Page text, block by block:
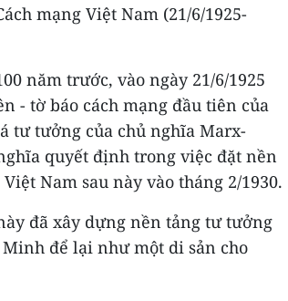
mạng Việt Nam (21/6/1925-
năm trước, vào ngày 21/6/1925
- tờ báo cách mạng đầu tiên của
tư tưởng của chủ nghĩa Marx-
quyết định trong việc đặt nền
Nam sau này vào tháng 2/1930.
đã xây dựng nền tảng tư tưởng
Minh để lại như một di sản cho